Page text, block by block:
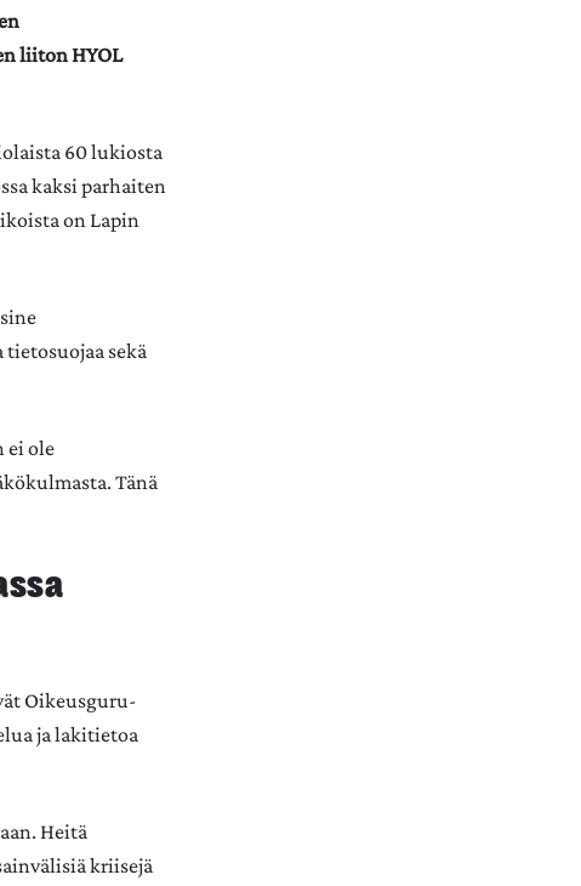
liiton HYOL
60 lukiosta
kaksi parhaiten
on Lapin
sekä
ei ole
Tänä
Oikeusguru-
ja lakitietoa
Heitä
kriisejä